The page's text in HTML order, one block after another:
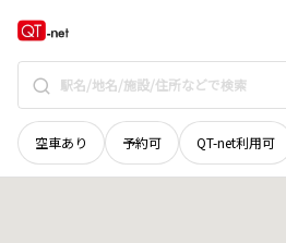
空車あり 予約可 QT-net利用可
石川県